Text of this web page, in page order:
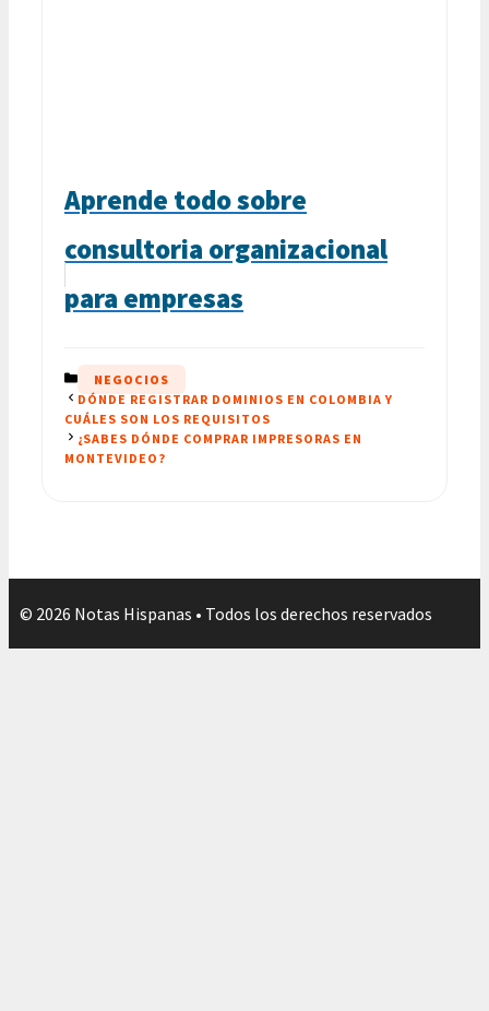
Aprende todo sobre
consultoria organizacional
para empresas
CATEGORÍAS
NEGOCIOS
DÓNDE REGISTRAR DOMINIOS EN COLOMBIA Y
CUÁLES SON LOS REQUISITOS
¿SABES DÓNDE COMPRAR IMPRESORAS EN
MONTEVIDEO?
© 2026 Notas Hispanas • Todos los derechos reservados